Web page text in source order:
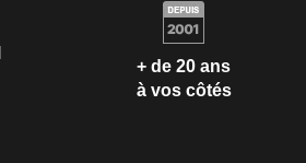
+ de 20 ans
à vos côtés